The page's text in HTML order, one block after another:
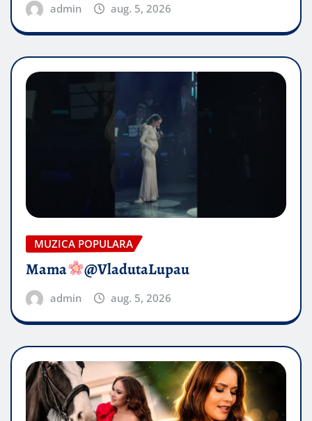
admin aug. 5, 2026
MUZICA POPULARA
Mama @VladutaLupau
admin aug. 5, 2026